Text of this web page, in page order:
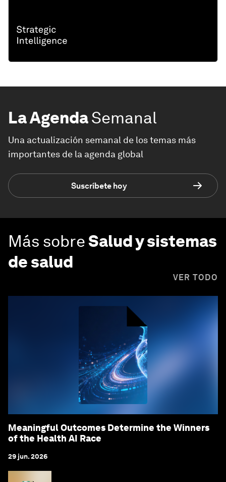
La AgendaSemanal
Una actualización semanal de los temas más
importantes de la agenda global
Suscríbete hoy
Más sobreSalud y sistemas
de salud
VER TODO
Meaningful Outcomes Determine the Winners
of the Health AI Race
29 jun. 2026